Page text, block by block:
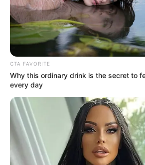
CTA FAVORITE
Why this ordinary drink is the secret to
every day